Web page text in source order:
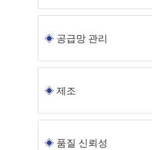
공급망 관리
제조
품질 신뢰성